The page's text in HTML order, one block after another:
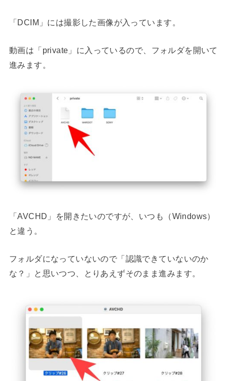
「DCIM」には撮影した画像が入っています。
動画は「private」に入っているので、フォルダを開いて
進みます。
「AVCHD」を開きたいのですが、いつも（Windows）
と違う。
フォルダになっていないので「認識できていないのか
な？」と思いつつ、とりあえずそのまま進みます。